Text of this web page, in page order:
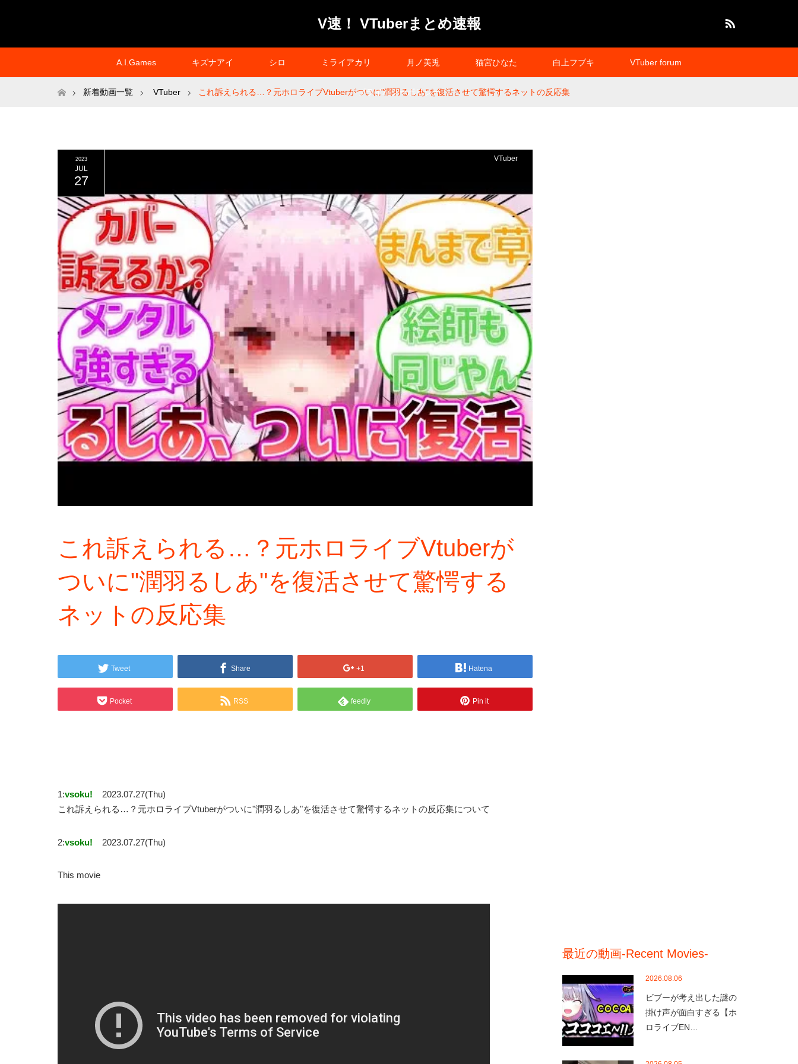
V速！ VTuberまとめ速報
A.I.Games キズナアイ シロ ミライアカリ 月ノ美兎 猫宮ひなた 白上フブキ VTuber forum
プライバシーポリシー
ホーム新着動画一覧 VTuber これ訴えられる…？元ホロライブVtuberがついに"潤羽るしあ"を復活させて驚愕するネットの反応集
2023
JUL
27
VTuber
これ訴えられる…？元ホロライブVtuberが
ついに"潤羽るしあ"を復活させて驚愕する
ネットの反応集
Tweet Share +1 Hatena
Pocket RSS feedly Pin it
1:vsoku!
2023.07.27(Thu)
これ訴えられる…？元ホロライブVtuberがついに"潤羽るしあ"を復活させて驚愕するネットの反応集について
2:vsoku! 2023.07.27(Thu)
This movie
最近の動画-Recent Movies-
2026.08.06
ビブーが考え出した謎の
掛け声が面白すぎる【ホ
ロライブEN…